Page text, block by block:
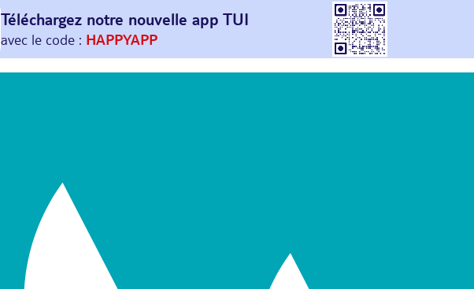
Téléchargez notre nouvelle app TUI
Et profitez de 30€ offerts*sur votreprochain
avec le code : HAPPYAPP